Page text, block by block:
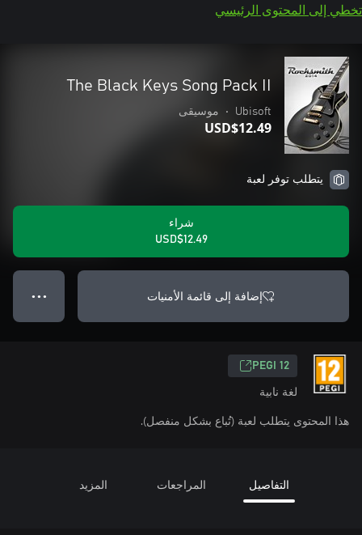
تخطي إلى المحتوى الرئيسي
The Black Keys Song Pack II
Ubisoft
• موسيقى
USD$12.49
يتطلب توفر لعبة
شراء
USD$12.49
إضافة إلى قائمة الأمنيات ● ● ●
PEGI 12
لغة نابية
هذا المحتوى يتطلب لعبة (تُباع بشكل منفصل).
التفاصيل المراجعات المزيد